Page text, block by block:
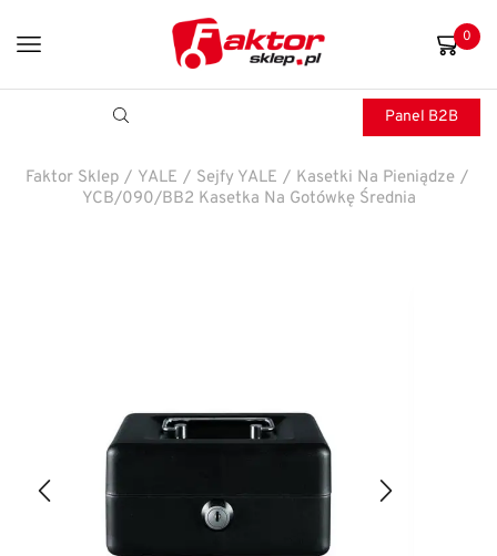
0
Panel B2B
Faktor Sklep / YALE / Sejfy YALE / Kasetki Na Pieniądze /
YCB/090/BB2 Kasetka Na Gotówkę Średnia